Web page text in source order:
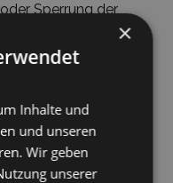
Sperrung der
den allgemeinen
Eine
erst ab dem
von
werden wir diese
×
Inhalte und
und unseren
Wir geben
unserer